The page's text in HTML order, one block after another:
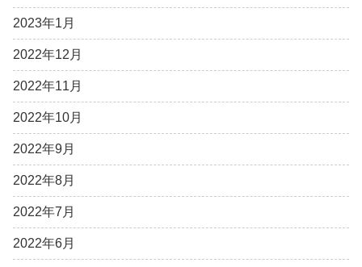
2023年1月
2022年12月
2022年11月
2022年10月
2022年9月
2022年8月
2022年7月
2022年6月